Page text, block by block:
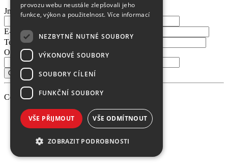
Jméno a příjmení
E-mail*
Telefon
Oblíbené téma
Copyright 2026 PEVNOST, made
provozu webu neustále zlepšovali jeho
funkce, výkon a použitelnost.Více informací
NEZBYTNĚ NUTNÉ SOUBORY
VÝKONOVÉ SOUBORY
SOUBORY CÍLENÍ
FUNKČNÍ SOUBORY
VŠE PŘIJMOUT VŠE ODMÍTNOUT
ZOBRAZIT PODROBNOSTI